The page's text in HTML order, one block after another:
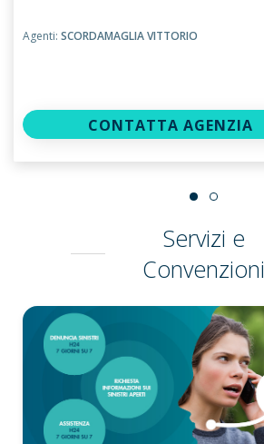
Agenti: SCORDAMAGLIA VITTORIO
CONTATTA AGENZIA
Servizi e
Convenzioni